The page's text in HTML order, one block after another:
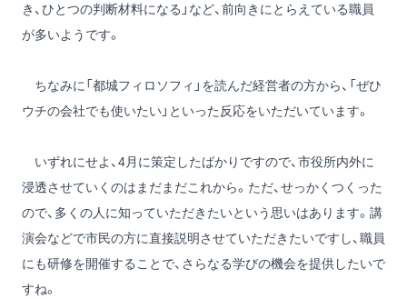
き、ひとつの判断材料になる」など、前向きにとらえている職員
が多いようです。
ちなみに「都城フィロソフィ」を読んだ経営者の方から、「ぜひ
ウチの会社でも使いたい」といった反応をいただいています。
いずれにせよ、4月に策定したばかりですので、市役所内外に
浸透させていくのはまだまだこれから。ただ、せっかくつくった
ので、多くの人に知っていただきたいという思いはあります。講
演会などで市民の方に直接説明させていただきたいですし、職員
にも研修を開催することで、さらなる学びの機会を提供したいで
すね。